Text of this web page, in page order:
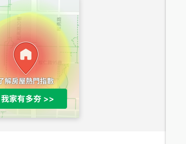
1,020萬
總價
490萬
總價
1,808萬